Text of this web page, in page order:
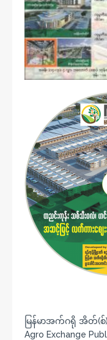
မြန်မာအက်ဂရို အိတ်(
Agro Exchange